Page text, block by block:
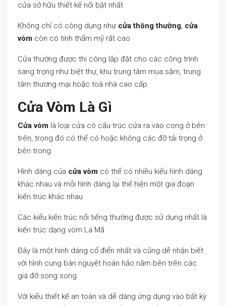
cửa sở hữu thiết kế nổi bật nhất
Không chỉ có công dụng như cửa thông thường, cửa
vòm còn có tính thẩm mỹ rất cao
Cửa thường được thi công lắp đặt cho các công trình
sang trọng như biệt thự, khu trung tâm mua sắm, trung
tâm thương mại hoặc toà nhà cao cấp
Cửa Vòm Là Gì
Cửa vòm là loại cửa có cấu trúc cửa ra vào cong ở bên
trên, trong đó có thể có hoặc không các đỡ tải trọng ở
bên trong
Hình dáng của cửa vòm có thể có nhiều kiểu hình dáng
khác nhau và mỗi hình dáng lại thể hiện một gia đoạn
kiến trúc khác nhau
Các kiểu kiến trúc nổi tiếng thường được sử dụng nhất là
kiến trúc dạng vòm La Mã
Đây là một hình dáng cổ điển nhất và cũng dễ nhận biết
với hình cung bán nguyệt hoàn hảo nằm bên trên các
giá đỡ song song
Với kiểu thiết kế an toàn và dễ dàng ứng dụng vào bất kỳ